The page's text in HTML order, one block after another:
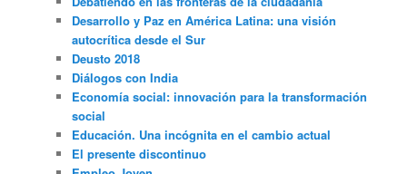
Desarrollo y Paz en América Latina: una visión
autocrítica desde el Sur
Deusto 2018
Diálogos con India
Economía social: innovación para la transformación
social
Educación. Una incógnita en el cambio actual
El presente discontinuo